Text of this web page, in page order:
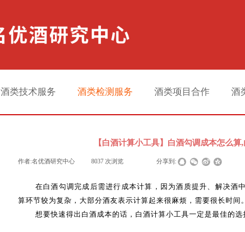
酒类技术服务 酒类检测服务 酒类项目合作 酒
【白酒计算小工具】白酒勾调成本怎么
作者:名优酒研究中心 8037 次浏览 分享到:
在白酒勾调完成后需进行成本计算，因为酒质提升、解决酒
算环节较为复杂，大部分酒友表示计算起来很麻烦，需要很长时间。
想要快速得出白酒成本的话，白酒计算小工具一定是最佳的选